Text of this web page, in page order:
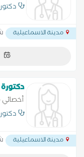
مدينة الاسماعيلية
مدينة الاسماعيلية